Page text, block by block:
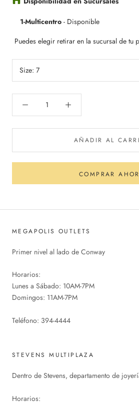
1-Multicentro - Disponible
Puedes elegir retirar en la sucursal de tu
Size: 7
AÑADIR AL
COMPRAR
MEGAPOLIS OUTLETS
Primer nivel al lado de Conway
Horarios:
Lunes a Sábado: 10AM-7PM
Domingos: 11AM-7PM
Teléfono: 394-4444
STEVENS MULTIPLAZA
Dentro de Stevens, departamento de
Horarios: